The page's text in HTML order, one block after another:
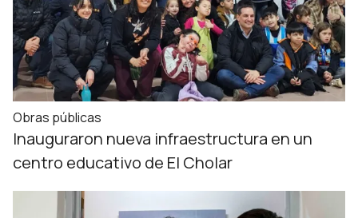
Obras públicas
Inauguraron nueva infraestructura en un
centro educativo de El Cholar